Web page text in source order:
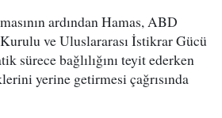
ardından Hamas, ABD
ve Uluslararası İstikrar Gücü
sürece bağlılığını teyit ederken
yerine getirmesi çağrısında